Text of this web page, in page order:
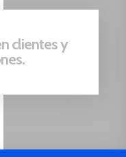
clientes y